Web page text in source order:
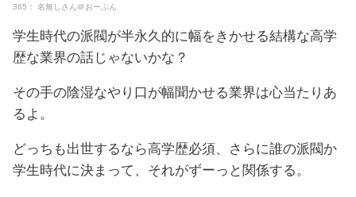
365： 名無しさん＠おーぷん
学生時代の派閥が半永久的に幅をきかせる結構な高学
歴な業界の話じゃないかな？
その手の陰湿なやり口が幅聞かせる業界は心当たりあ
るよ。
どっちも出世するなら高学歴必須、さらに誰の派閥か
学生時代に決まって、それがずーっと関係する。